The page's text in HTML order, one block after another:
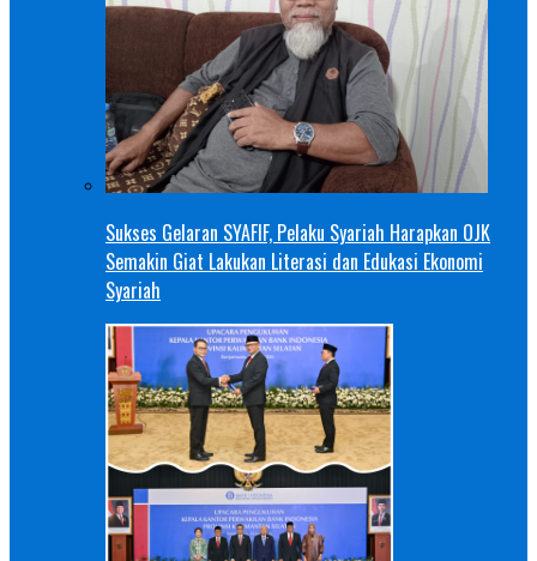
Sukses Gelaran SYAFIF, Pelaku Syariah Harapkan OJK
Semakin Giat Lakukan Literasi dan Edukasi Ekonomi
Syariah